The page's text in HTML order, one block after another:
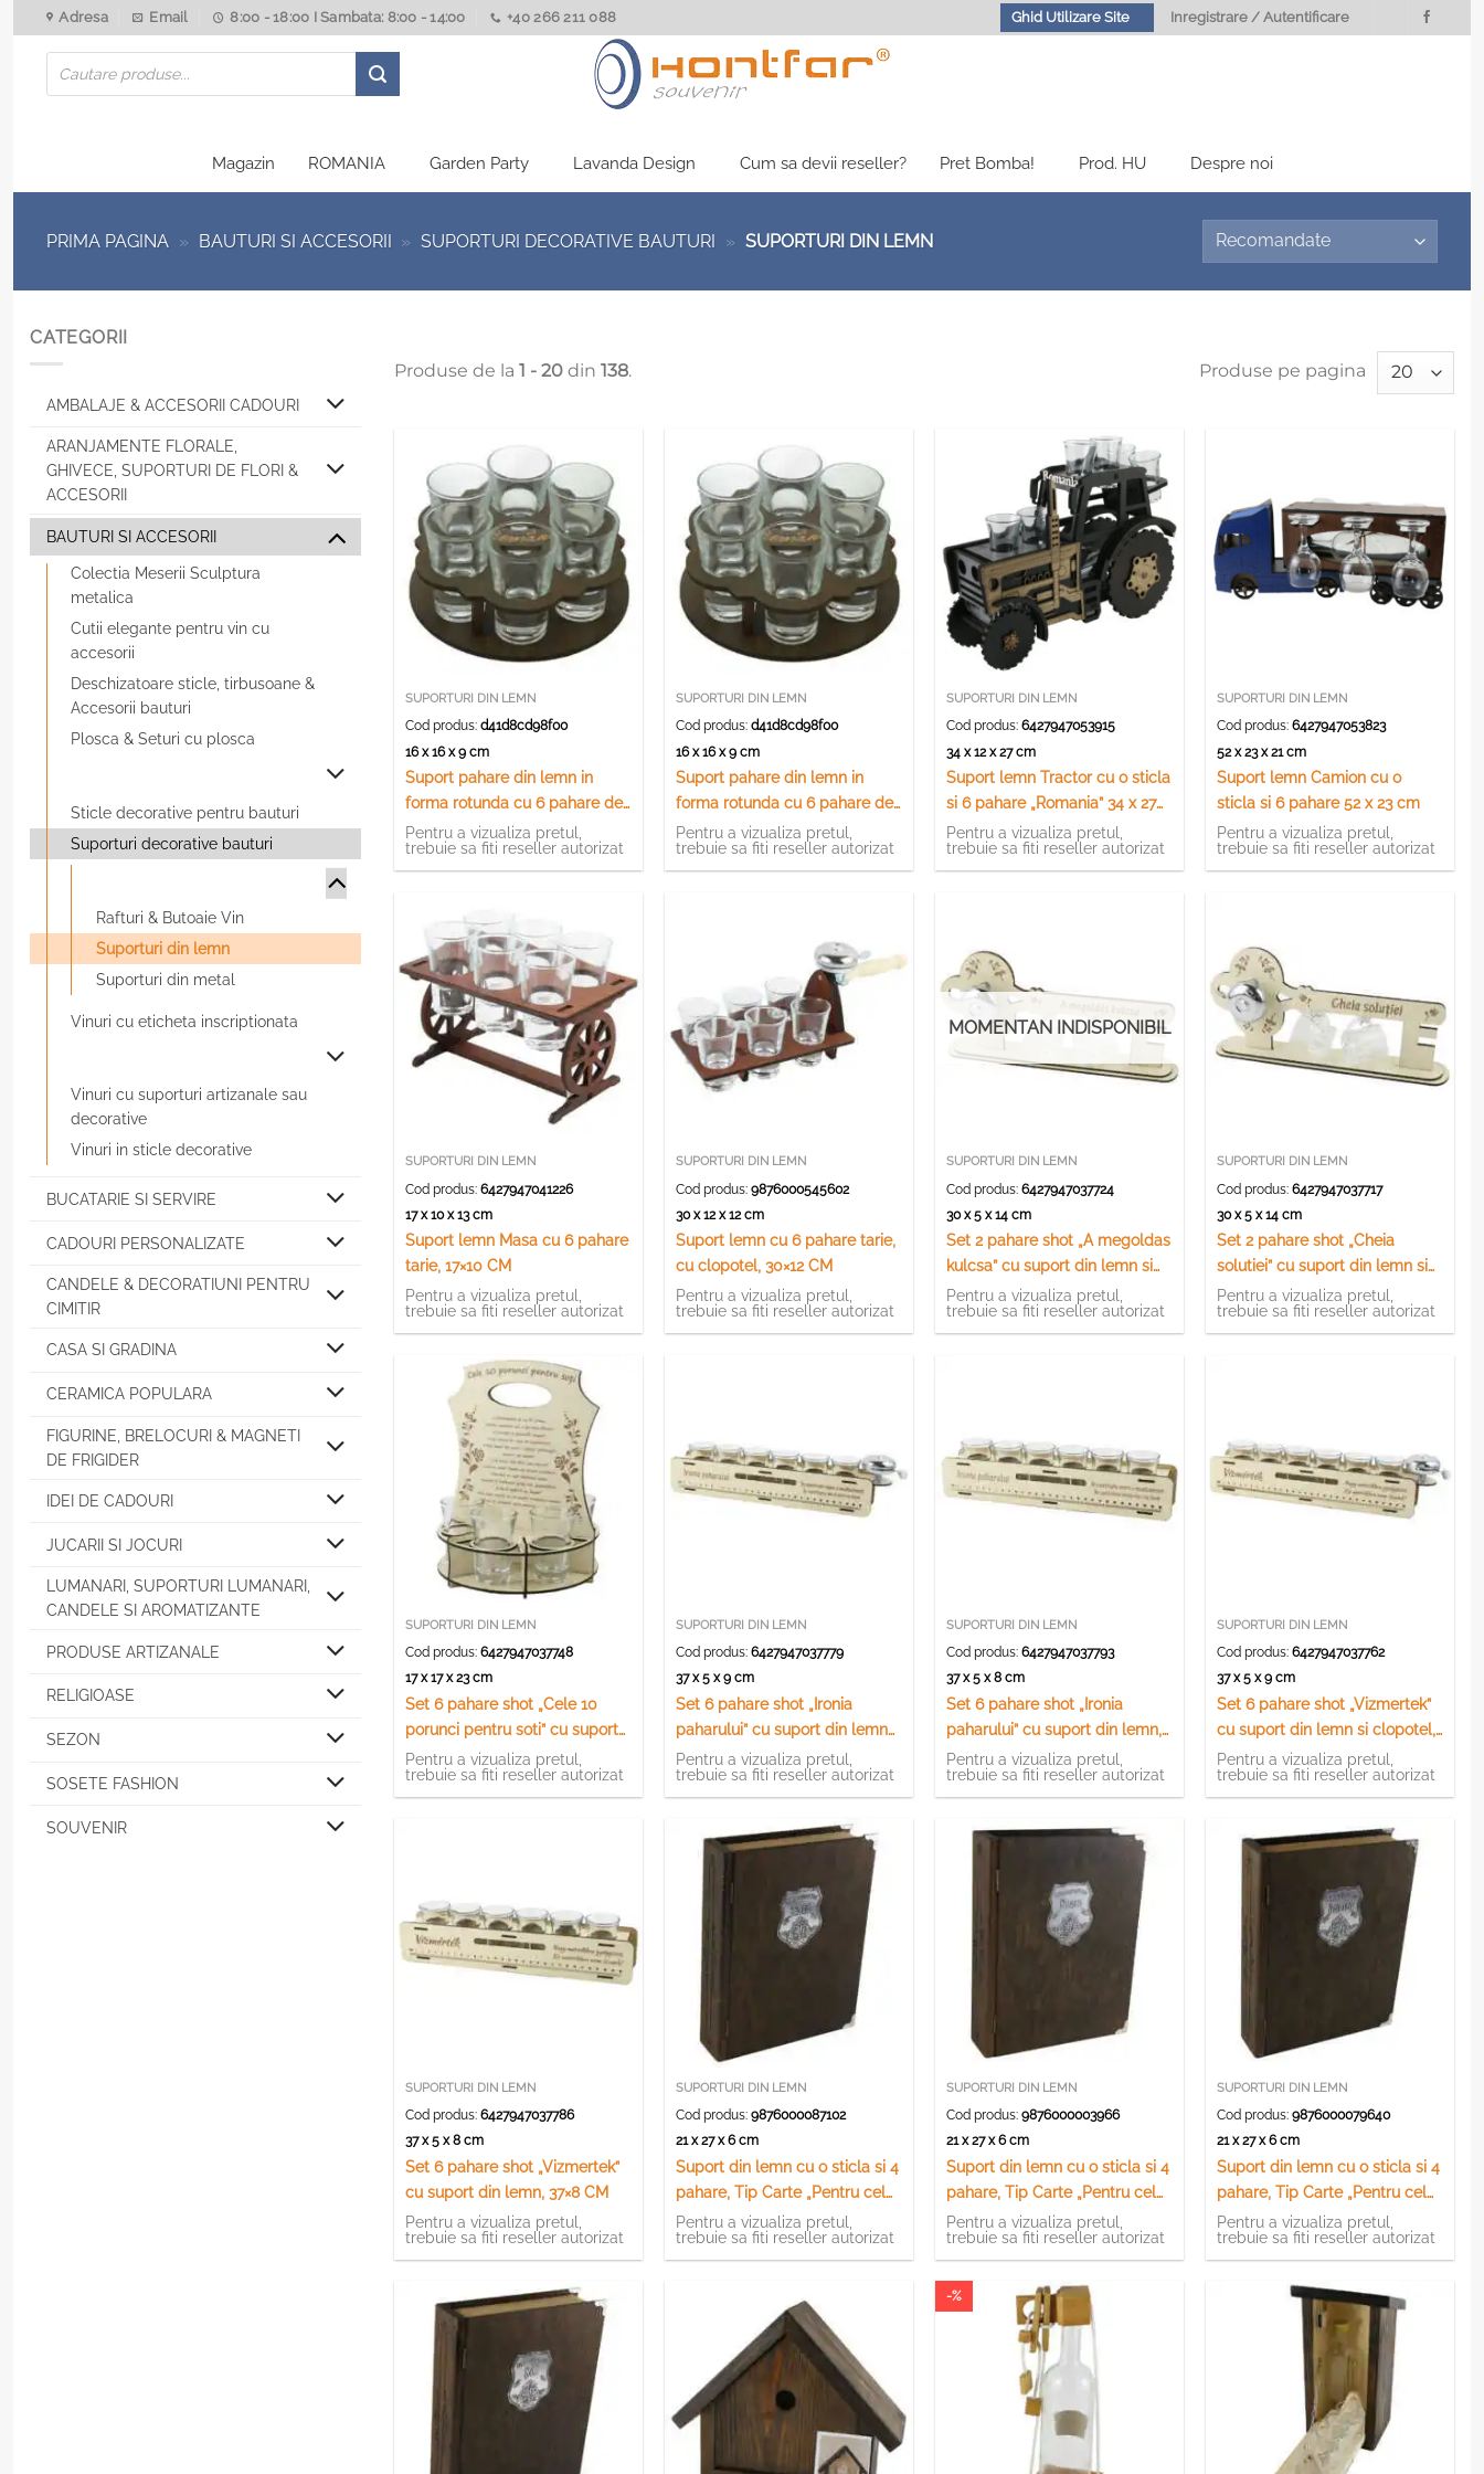
to
content
Adresa Email 8:00 - 18:00 I Sambata: 8:00 - 14:00 +40 266 211 088 Ghid Utilizare Site Inregistrare / Autentificare
Products
search
Magazin ROMANIA Garden Party Lavanda Design Cum sa devii reseller? Pret Bomba! Prod. HU Despre noi
PRIMA PAGINA » BAUTURI SI ACCESORII » SUPORTURI DECORATIVE BAUTURI » SUPORTURI DIN LEMN
CATEGORII
AMBALAJE & ACCESORII CADOURI
ARANJAMENTE FLORALE,
GHIVECE, SUPORTURI DE FLORI &
ACCESORII
BAUTURI SI ACCESORII
Colectia Meserii Sculptura
metalica
Cutii elegante pentru vin cu
accesorii
Deschizatoare sticle, tirbusoane &
Accesorii bauturi
Plosca & Seturi cu plosca
Sticle decorative pentru bauturi
Suporturi decorative bauturi
Rafturi & Butoaie Vin
Suporturi din lemn
Suporturi din metal
Vinuri cu eticheta inscriptionata
Vinuri cu suporturi artizanale sau
decorative
Vinuri in sticle decorative
BUCATARIE SI SERVIRE
CADOURI PERSONALIZATE
CANDELE & DECORATIUNI PENTRU
CIMITIR
CASA SI GRADINA
CERAMICA POPULARA
FIGURINE, BRELOCURI & MAGNETI
DE FRIGIDER
IDEI DE CADOURI
JUCARII SI JOCURI
LUMANARI, SUPORTURI LUMANARI,
CANDELE SI AROMATIZANTE
PRODUSE ARTIZANALE
RELIGIOASE
SEZON
SOSETE FASHION
SOUVENIR
Produse de la 1 - 20 din 138. Produse pe pagina
SUPORTURI DIN LEMN
Cod produs:d41d8cd98f00
16 x 16 x 9 cm
Suport pahare din lemn in
forma rotunda cu 6 pahare de
tuica
Pentru a vizualiza pretul,
trebuie sa fiti reseller autorizat
SUPORTURI DIN LEMN
Cod produs:d41d8cd98f00
16 x 16 x 9 cm
Suport pahare din lemn in
forma rotunda cu 6 pahare de
tuica
Pentru a vizualiza pretul,
trebuie sa fiti reseller autorizat
SUPORTURI DIN LEMN
Cod produs:6427947053915
34 x 12 x 27 cm
Suport lemn Tractor cu o sticla
si 6 pahare „Romania” 34 x 27
cm
Pentru a vizualiza pretul,
trebuie sa fiti reseller autorizat
SUPORTURI DIN LEMN
Cod produs:6427947053823
52 x 23 x 21 cm
Suport lemn Camion cu o
sticla si 6 pahare 52 x 23 cm
Pentru a vizualiza pretul,
trebuie sa fiti reseller autorizat
SUPORTURI DIN LEMN
Cod produs:6427947041226
17 x 10 x 13 cm
Suport lemn Masa cu 6 pahare
tarie, 17×10 CM
Pentru a vizualiza pretul,
trebuie sa fiti reseller autorizat
SUPORTURI DIN LEMN
Cod produs:9876000545602
30 x 12 x 12 cm
Suport lemn cu 6 pahare tarie,
cu clopotel, 30×12 CM
Pentru a vizualiza pretul,
trebuie sa fiti reseller autorizat
MOMENTAN INDISPONIBIL
SUPORTURI DIN LEMN
Cod produs:6427947037724
30 x 5 x 14 cm
Set 2 pahare shot „A megoldas
kulcsa” cu suport din lemn si
clopotel, 30×14 CM
Pentru a vizualiza pretul,
trebuie sa fiti reseller autorizat
SUPORTURI DIN LEMN
Cod produs:6427947037717
30 x 5 x 14 cm
Set 2 pahare shot „Cheia
solutiei” cu suport din lemn si
clopotel, 30×14 CM
Pentru a vizualiza pretul,
trebuie sa fiti reseller autorizat
SUPORTURI DIN LEMN
Cod produs:6427947037748
17 x 17 x 23 cm
Set 6 pahare shot „Cele 10
porunci pentru soti” cu suport
din lemn, 17×23 CM
Pentru a vizualiza pretul,
trebuie sa fiti reseller autorizat
SUPORTURI DIN LEMN
Cod produs:6427947037779
37 x 5 x 9 cm
Set 6 pahare shot „Ironia
paharului” cu suport din lemn
si clopotel, 37×9 CM
Pentru a vizualiza pretul,
trebuie sa fiti reseller autorizat
SUPORTURI DIN LEMN
Cod produs:6427947037793
37 x 5 x 8 cm
Set 6 pahare shot „Ironia
paharului” cu suport din lemn,
37×8 CM
Pentru a vizualiza pretul,
trebuie sa fiti reseller autorizat
SUPORTURI DIN LEMN
Cod produs:6427947037762
37 x 5 x 9 cm
Set 6 pahare shot „Vizmertek”
cu suport din lemn si clopotel,
37×9 CM
Pentru a vizualiza pretul,
trebuie sa fiti reseller autorizat
SUPORTURI DIN LEMN
Cod produs:6427947037786
37 x 5 x 8 cm
Set 6 pahare shot „Vizmertek”
cu suport din lemn, 37×8 CM
Pentru a vizualiza pretul,
trebuie sa fiti reseller autorizat
SUPORTURI DIN LEMN
Cod produs:9876000087102
21 x 27 x 6 cm
Suport din lemn cu o sticla si 4
pahare, Tip Carte „Pentru cel
mai bun Tata”
Pentru a vizualiza pretul,
trebuie sa fiti reseller autorizat
SUPORTURI DIN LEMN
Cod produs:9876000003966
21 x 27 x 6 cm
Suport din lemn cu o sticla si 4
pahare, Tip Carte „Pentru cel
mai bun Frate”
Pentru a vizualiza pretul,
trebuie sa fiti reseller autorizat
SUPORTURI DIN LEMN
Cod produs:9876000079640
21 x 27 x 6 cm
Suport din lemn cu o sticla si 4
pahare, Tip Carte „Pentru cel
mai bun Prieten”
Pentru a vizualiza pretul,
trebuie sa fiti reseller autorizat
-%